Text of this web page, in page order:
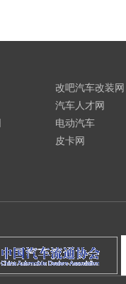
改吧汽车改装网
汽车人才网
电动汽车
皮卡网